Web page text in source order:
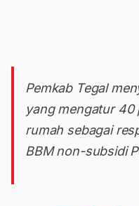
Pemkab Tegal
yang mengatur 40
rumah sebagai
BBM non-subsidi